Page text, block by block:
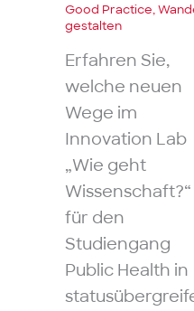
Good Practice,
gestalten
Erfahren Sie,
welche neuen
Wege im
Innovation Lab
„Wie geht
Wissenschaft?“
für den
Studiengang
Public Health in